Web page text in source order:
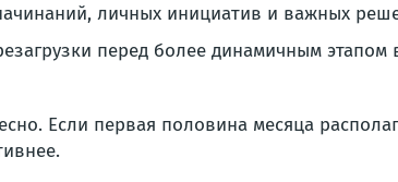
личных инициатив и важных
перед более динамичным
Если первая половина месяца